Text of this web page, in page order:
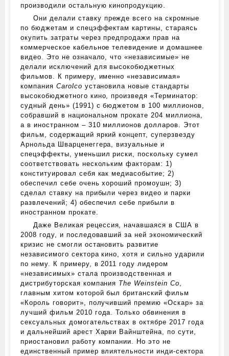
производили остальную кинопродукцию.
Они делали ставку прежде всего на скромные
по бюджетам и спецэффектам картины, стараясь
окупить затраты через предпродажи прав на
коммерческое кабельное телевидение и домашнее
видео. Это не означало, что «независимые» не
делали исключений для высокобюджетных
фильмов. К примеру, именно «независимая»
компания Carolco установила новые стандарты
высокобюджетного кино, произведя «Терминатор:
судный день» (1991) с бюджетом в 100 миллионов,
собравший в национальном прокате 204 миллиона,
а в иностранном – 310 миллионов долларов. Этот
фильм, содержащий яркий концепт, суперзвезду
Арнольда Шварценеггера, визуальные и
спецэффекты, уменьшил риски, поскольку сумел
соответствовать нескольким факторам: 1)
конституировал себя как медиасобытие; 2)
обеспечил себе очень хороший промоушн; 3)
сделал ставку на прибыли через видео и парки
развлечений; 4) обеспечил себе прибыли в
иностранном прокате.
Даже Великая рецессия, начавшаяся в США в
2008 году, и последовавший за ней экономический
кризис не смогли остановить развитие
независимого сектора кино, хотя и сильно ударили
по нему. К примеру, в 2011 году лидером
«независимых» стала производственная и
дистрибуторская компания The Weinstein Co
главным хитом которой был британский фильм
«Король говорит», получивший премию «Оскар» за
лучший фильм 2010 года. Только обвинения в
сексуальных домогательствах в октябре 2017 года
и дальнейший арест Харви Вайнштейна, по сути,
приостановил работу компании. Но это не
единственный пример влиятельности инди-сектора